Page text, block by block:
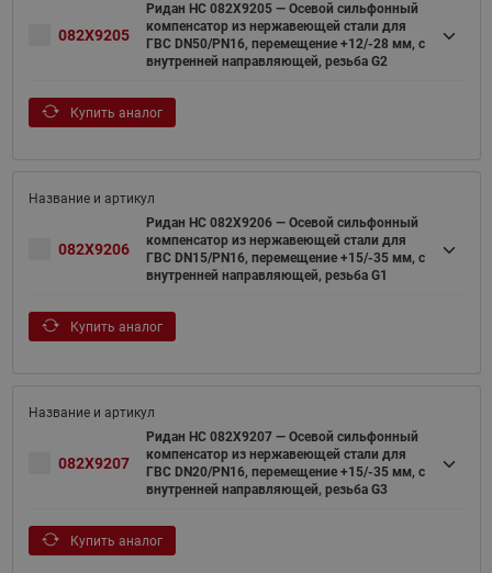
082X9205
Ридан НС 082X9205 — Осевой сильфонный
компенсатор из нержавеющей стали для
ГВС DN50/PN16, перемещение +12/-28 мм, с
внутренней направляющей, резьба G2
Купить аналог
082X9206
Ридан НС 082X9206 — Осевой сильфонный
компенсатор из нержавеющей стали для
ГВС DN15/PN16, перемещение +15/-35 мм, с
внутренней направляющей, резьба G1
Купить аналог
082X9207
Ридан НС 082X9207 — Осевой сильфонный
компенсатор из нержавеющей стали для
ГВС DN20/PN16, перемещение +15/-35 мм, с
внутренней направляющей, резьба G3
Купить аналог